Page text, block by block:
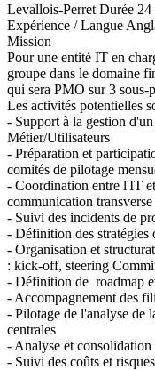
Levallois-Perret Durée 24
Expérience / Langue
Mission
Pour une entité IT en
groupe dans le domaine
qui sera PMO sur 3
Les activités potentielles
- Support à la gestion
Métier/Utilisateurs
- Préparation et
comités de pilotage
- Coordination entre l'IT
communication transverse
- Suivi des incidents de
- Définition des stratégies
- Organisation et
: kick-off, steering
- Définition de roadmap
- Accompagnement des
- Pilotage de l'analyse de
centrales
- Analyse et
- Suivi des coûts et